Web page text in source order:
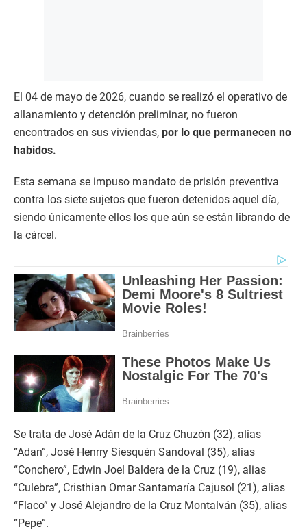
El 04 de mayo de 2026, cuando se realizó el operativo de
allanamiento y detención preliminar, no fueron
encontrados en sus viviendas, por lo que permanecen no
habidos.
Esta semana se impuso mandato de prisión preventiva
contra los siete sujetos que fueron detenidos aquel día,
siendo únicamente ellos los que aún se están librando de
la cárcel.
Se trata de José Adán de la Cruz Chuzón (32), alias
“Adan”, José Henrry Siesquén Sandoval (35), alias
“Conchero”, Edwin Joel Baldera de la Cruz (19), alias
“Culebra”, Cristhian Omar Santamaría Cajusol (21), alias
“Flaco” y José Alejandro de la Cruz Montalván (35), alias
“Pepe”.